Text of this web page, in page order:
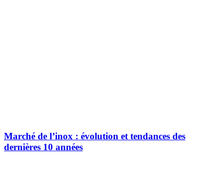
Marché de l’inox : évolution et tendances des
dernières 10 années